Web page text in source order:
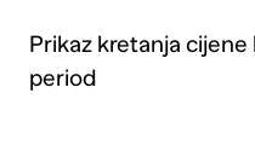
Prikaz kretanja
period